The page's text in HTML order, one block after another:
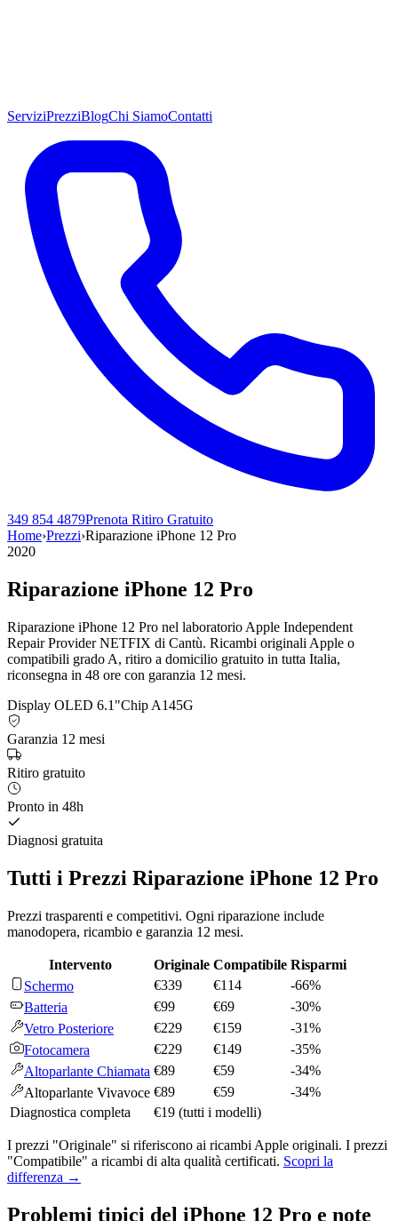
ServiziPrezziBlogChi SiamoContatti
349 854 4879Prenota Ritiro Gratuito
Home›Prezzi›Riparazione iPhone 12 Pro
2020
Riparazione iPhone 12 Pro
Riparazione iPhone 12 Pro nel laboratorio Apple Independent
Repair Provider NETFIX di Cantù. Ricambi originali Apple o
compatibili grado A, ritiro a domicilio gratuito in tutta Italia,
riconsegna in 48 ore con garanzia 12 mesi.
Display OLED 6.1"Chip A145G
Garanzia 12 mesi
Ritiro gratuito
Pronto in 48h
Diagnosi gratuita
Tutti i Prezzi Riparazione iPhone 12 Pro
Prezzi trasparenti e competitivi. Ogni riparazione include
manodopera, ricambio e garanzia 12 mesi.
Intervento Originale Compatibile Risparmi
Schermo
€339 €114 -66%
Batteria
€99 €69 -30%
Vetro Posteriore
€229 €159 -31%
Fotocamera
€229 €149 -35%
Altoparlante Chiamata €89 €59 -34%
Altoparlante Vivavoce €89 €59 -34%
Diagnostica completa
€19 (tutti i modelli)
I prezzi "Originale" si riferiscono ai ricambi Apple originali. I prezzi
"Compatibile" a ricambi di alta qualità certificati. Scopri la
differenza →
Problemi tipici del iPhone 12 Pro e note